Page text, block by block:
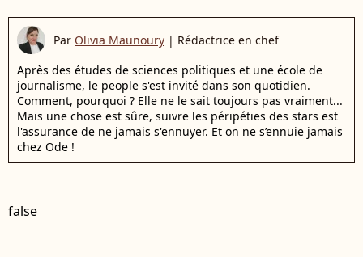
Par Olivia Maunoury | Rédactrice en chef
Après des études de sciences politiques et une école de
journalisme, le people s'est invité dans son quotidien.
Comment, pourquoi ? Elle ne le sait toujours pas vraiment...
Mais une chose est sûre, suivre les péripéties des stars est
l'assurance de ne jamais s'ennuyer. Et on ne s’ennuie jamais
chez Ode !
false